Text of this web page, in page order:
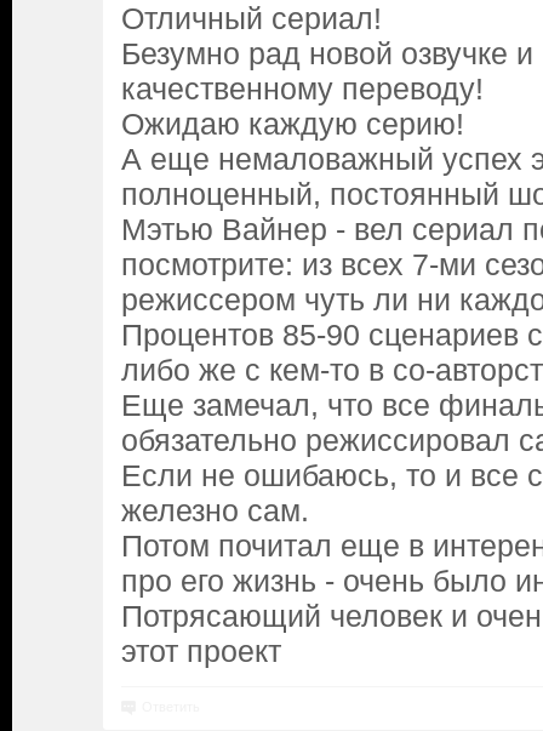
Отличный сериал!
Безумно рад новой озвучке и
качественному переводу!
Ожидаю каждую серию!
А еще немаловажный успех
полноценный, постоянный
Мэтью Вайнер - вел сериал
посмотрите: из всех 7-ми
режиссером чуть ли ни
Процентов 85-90 сценариев
либо же с кем-то в со-
Еще замечал, что все
обязательно режиссировал
Если не ошибаюсь, то и все
железно сам.
Потом почитал еще в
про его жизнь - очень было
Потрясающий человек и
этот проект